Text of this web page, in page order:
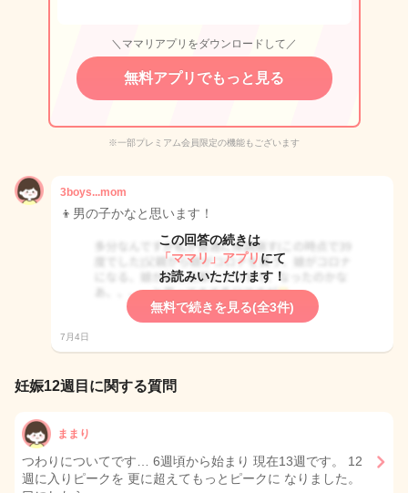
＼ママリアプリをダウンロードして／
無料アプリでもっと見る
※一部プレミアム会員限定の機能もございます
3boys...mom
👦男の子かなと思います！
この回答の続きは
「ママリ」アプリ にて
お読みいただけます！
無料で続きを見る(全3件)
7月4日
妊娠12週目に関する質問
ままり
つわりについてです… 6週頃から始まり 現在13週です。 12
週に入りピークを 更に超えてもっとピークに なりました。